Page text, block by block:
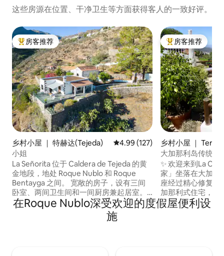
这些房源在位置、干净卫生等方面获得客人的一致好评。
热门「房客推荐」
房客推荐
乡村小屋 ｜ 特赫达(Tejeda) 平均评分 4.99 分（满分 5 分），
4.99 (127)
小姐
La Señorita 位于 Caldera de Tejeda 的黄
金地段，地处 Roque Nublo 和 Roque
Bentayga 之间。 宽敞的房子，设有三间
卧室、两间卫生间和一间厨房兼起居室。
这栋建筑可追溯至19世纪，最近进行了翻
修。 最多可入住6位房客。 装饰和房间维
护良好。 房源设有多个露台和一个花园。
热门「房客推荐」
房客推荐
乡村小屋 ｜ Teror
大加那利岛传统乡
✨ 欢迎来到La
家」坐落在大加那
座经过精心修复的
加那利式住宅，可
野一直延伸到地平
可以看到岛上最高
在Roque Nublo深受欢迎的度假屋便利设
施